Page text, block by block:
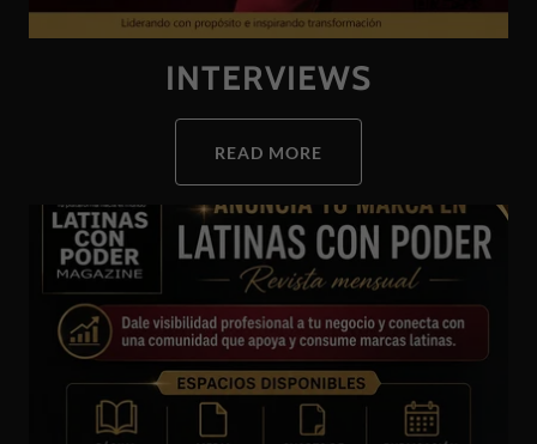
INTERVIEWS
READ MORE